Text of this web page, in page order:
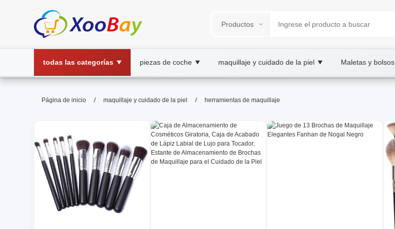
todas las categorías ▼ piezas de coche ▼ maquillaje y cuidado de la piel ▼ Maletas y bolsos
herramientas de maquillaje | XOOBAY B2B/B2C Marketplace
Descubre herramientas de maquillaje para elegir y aplicar con precisión.
Página de inicio / maquillaje y cuidado de la piel / herramientas de maquillaje